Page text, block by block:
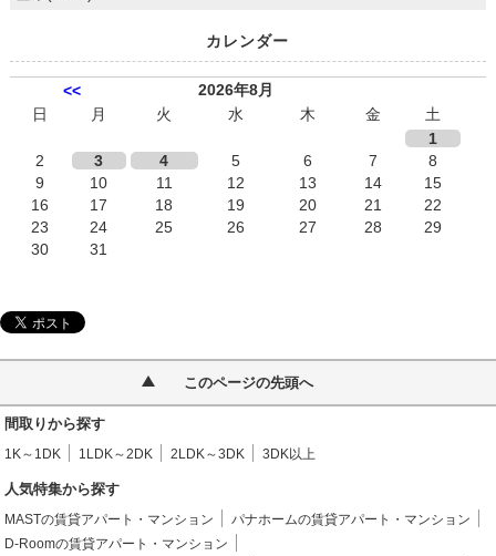
カレンダー
<<
2026年8月
日
月 火 水 木 金
土
1
2
3 4 5 6 7
8
9
10 11 12 13 14
15
16
17 18 19 20 21
22
23
24 25 26 27 28
29
30
31
このページの先頭へ
間取りから探す
1K～1DK 1LDK～2DK 2LDK～3DK 3DK以上
人気特集から探す
MASTの賃貸アパート・マンション
パナホームの賃貸アパート・マンション
D-Roomの賃貸アパート・マンション